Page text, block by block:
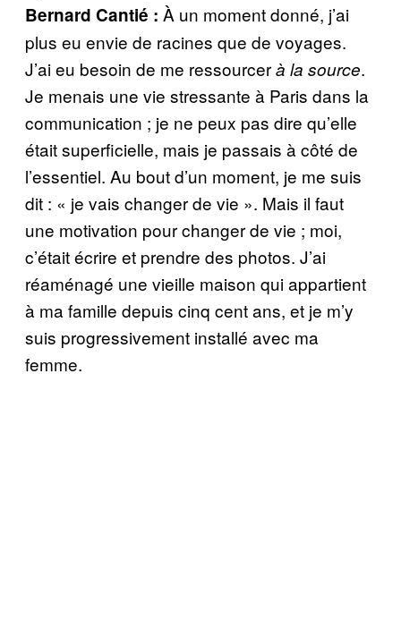
Bernard Cantié : À un moment donné, j’ai
plus eu envie de racines que de voyages.
J’ai eu besoin de me ressourcerà la source.
Je menais une vie stressante à Paris dans la
communication ; je ne peux pas dire qu’elle
était superficielle, mais je passais à côté de
l’essentiel. Au bout d’un moment, je me suis
dit : « je vais changer de vie ». Mais il faut
une motivation pour changer de vie ; moi,
c’était écrire et prendre des photos. J’ai
réaménagé une vieille maison qui appartient
à ma famille depuis cinq cent ans, et je m’y
suis progressivement installé avec ma
femme.